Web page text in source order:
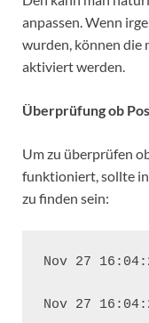
anpassen. Wenn
wurden, können die
aktiviert werden.
Überprüfung ob
Um zu überprüfen
funktioniert, sollte
zu finden sein:
Nov 27
Nov 27